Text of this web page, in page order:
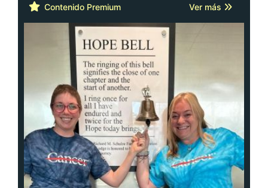
Contenido Premium Ver más